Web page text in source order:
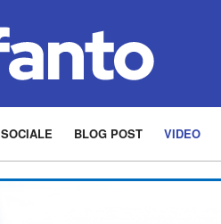
SOCIALE BLOG POST VIDEO